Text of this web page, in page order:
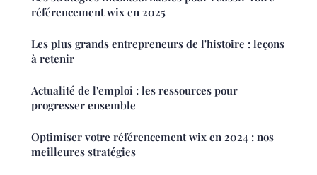
référencement wix en 2025
Les plus grands entrepreneurs de l'histoire : leçons
à retenir
Actualité de l'emploi : les ressources pour
progresser ensemble
Optimiser votre référencement wix en 2024 : nos
meilleures stratégies